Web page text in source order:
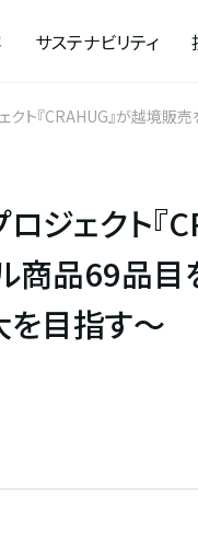
サステナビリティ
クト『CRAHUG』が越境
ジェクト
商品69品
目指す〜